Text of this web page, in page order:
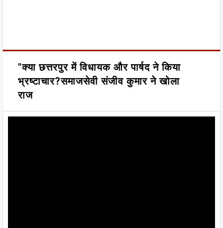
"क्या छत्तरपुर में विधायक और पार्षद ने किया
भ्रष्टाचार?समाजसेवी संजीव कुमार ने खोला
राज